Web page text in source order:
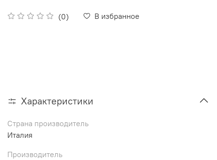
(0) В избранное
Характеристики
Страна производитель
Италия
Производитель